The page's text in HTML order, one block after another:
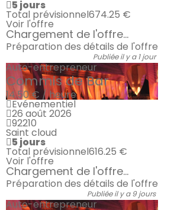
5 jours
Total prévisionnel674.25 €
Voir l'offre
Chargement de l'offre...
Préparation des détails de l'offre
Publiée il y a 1 jour
Auto-entrepreneur
Commis de Bar
14.50 € / heure
Evénementiel
26 août 2026
92210
Saint cloud
5 jours
Total prévisionnel616.25 €
Voir l'offre
Chargement de l'offre...
Préparation des détails de l'offre
Publiée il y a 9 jours
Auto-entrepreneur